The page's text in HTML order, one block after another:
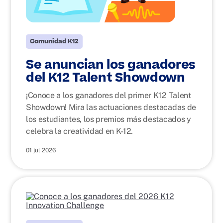
Comunidad K12
Se anuncian los ganadores
del K12 Talent Showdown
¡Conoce a los ganadores del primer K12 Talent
Showdown! Mira las actuaciones destacadas de
los estudiantes, los premios más destacados y
celebra la creatividad en K-12.
01 jul 2026